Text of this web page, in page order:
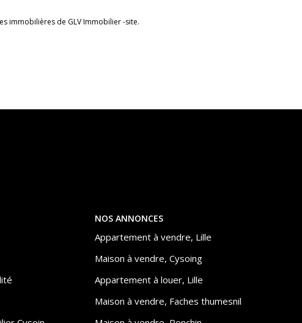
immobilières de GLV Immobilier -site.
NOS ANNONCES
Appartement à vendre, Lille
Maison à vendre, Cysoing
Appartement à louer, Lille
Maison à vendre, Faches thumesnil